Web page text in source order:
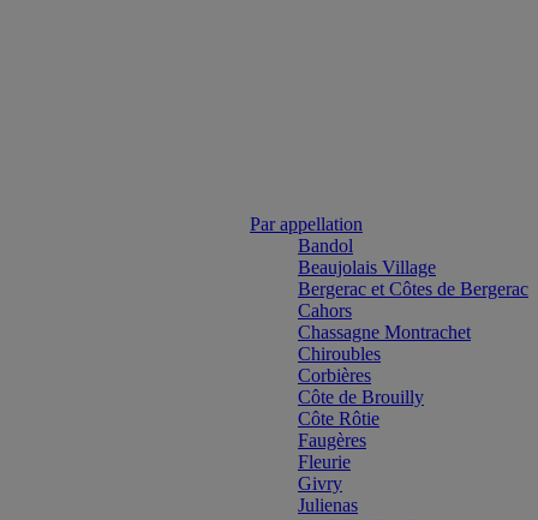
Par appellation
Bandol
Beaujolais Village
Bergerac et Côtes de Bergerac
Cahors
Chassagne Montrachet
Chiroubles
Corbières
Côte de Brouilly
Côte Rôtie
Faugères
Fleurie
Givry
Julienas